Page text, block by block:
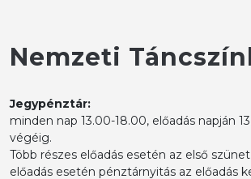
Nemzeti
Jegypénztár:
minden nap 13.00-18.00, előadás napján
végéig.
Több részes előadás esetén az első
előadás esetén pénztárnyitás az előadás